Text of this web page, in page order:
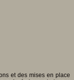
et des mises en place